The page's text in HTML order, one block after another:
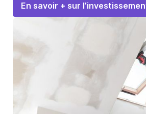
En savoir + sur